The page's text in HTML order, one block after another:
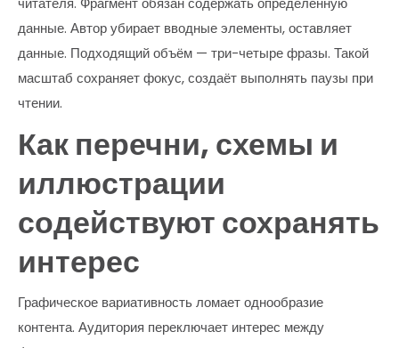
данные. Автор убирает вводные элементы, оставляет
данные. Подходящий объём — три-четыре фразы. Такой
масштаб сохраняет фокус, создаёт выполнять паузы при
чтении.
Как перечни, схемы и
иллюстрации
содействуют сохранять
интерес
Графическое вариативность ломает однообразие
контента. Аудитория переключает интерес между